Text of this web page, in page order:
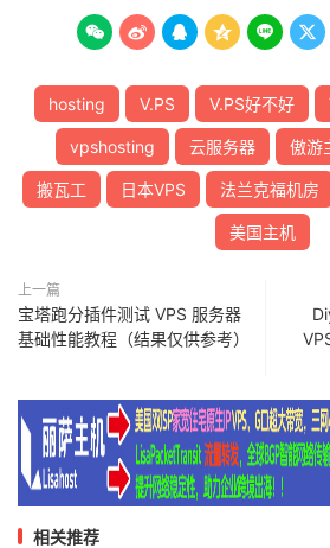
     
hosting V.PS V.PS好不好
vpshosting 云服务器 傲游
搬瓦工 日本VPS 法兰克福机房
美国主机
上一篇
宝塔跑分插件测试 VPS 服务器
基础性能教程（结果仅供参考）
相关推荐